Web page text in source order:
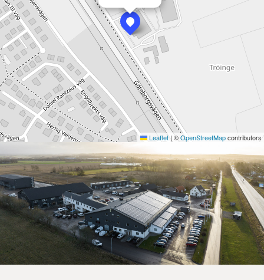
Leaflet| ©OpenStreetMapcontributors